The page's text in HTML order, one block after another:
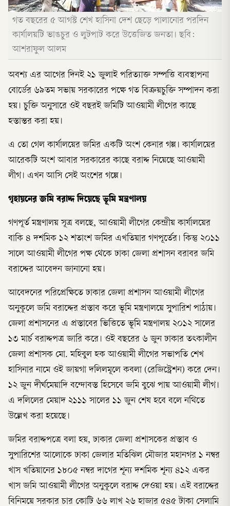
গত বছরের ৫ আগস্ট শেখ হাসিনা দেশ ছেড়ে পালানোর পরদিন
কার্যালয়টি ভাঙচুর ও লুটপাট করে উত্তেজিত জনতা। ছবি:
আশরাফুল আলম
অবশ্য এর আগের দিনই ২১ জুলাই পরিত্যাক্ত সম্পত্তি ব্যবস্থাপনা
বোর্ডের ৬৯তম সভায় সরকারের পক্ষে গত বিক্রয়চুক্তি সম্পাদন করা
হয়। চুক্তি অনুসারে ওই বছরই জমিটি আওয়ামী লীগের কাছে
হস্তান্তর করা হয়।
এ তো গেল কার্যালয়ের জমির একটি অংশ কেনার গল্প। কার্যালয়ের
আরেকটি অংশ আবার সরকারের কাছে বরাদ্দ নিয়েছে আওয়ামী
লীগ। এখন আসি সেই অংশের গল্পে।
গৃহায়নের জমি বরাদ্দ দিয়েছে ভূমি মন্ত্রণালয়
গণপূর্ত মন্ত্রণালয় সূত্র বলছে, আওয়ামী লীগের কেন্দ্রীয় কার্যালয়ের
বাকি ৪ দশমিক ১২ শতাংশ জমির এখতিয়ার গণপূর্তের। কিন্তু ২০১১
সালে আওয়ামী লীগের পক্ষ থেকে ঢাকা জেলা প্রশাসন বরাবর জমি
বরাদ্দের আবেদন জানানো হয়।
আবেদনের পরিপ্রেক্ষিতে ঢাকার জেলা প্রশাসন আওয়ামী লীগের
অনুকূলে জমি বরাদ্দের প্রস্তাব করে ভূমি মন্ত্রণালয়ে সুপারিশ পাঠায়।
জেলা প্রশাসনের এ প্রস্তাবের ভিত্তিতে ভূমি মন্ত্রণালয় ২০১২ সালের
১৩ মার্চ বরাদ্দপত্র জারি করে। ওই বছরের ৬ জুন ঢাকার তৎকালীন
জেলা প্রশাসক মো. মহিবুল হক আওয়ামী লীগের সভাপতি শেখ
হাসিনার নামে ওই জায়গা দলিলমূলে কবলা (রেজিস্ট্রেশন) করে দেন।
১২ জুন দীর্ঘমেয়াদি বন্দোবস্ত হিসেবে জমি বুঝে পায় আওয়ামী লীগ।
এ দলিলের মেয়াদ ২১১১ সালের ১১ জুন শেষ হবে বলে নথিতে
উল্লেখ করা হয়েছে।
জমির বরাদ্দপত্রে বলা হয়, ঢাকার জেলা প্রশাসকের প্রস্তাব ও
সুপারিশের আলোকে ঢাকা জেলার মতিঝিল মৌজার মহানগর ১ নম্বর
খাস খতিয়ানের ১৮০৫ নম্বর দাগের শূন্য দশমিক শূন্য ৪১২ একর
খাস জমি আওয়ামী লীগের অনুকূলে বরাদ্দ দেওয়া হয়। এই বরাদ্দের
বিনিময়ে সরকার চার কোটি ৬৬ লাখ ২৬ হাজার ৫৪৫ টাকা সেলামি